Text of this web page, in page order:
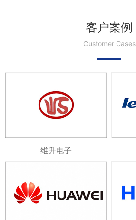
客户案例
Customer Cases
维升电子